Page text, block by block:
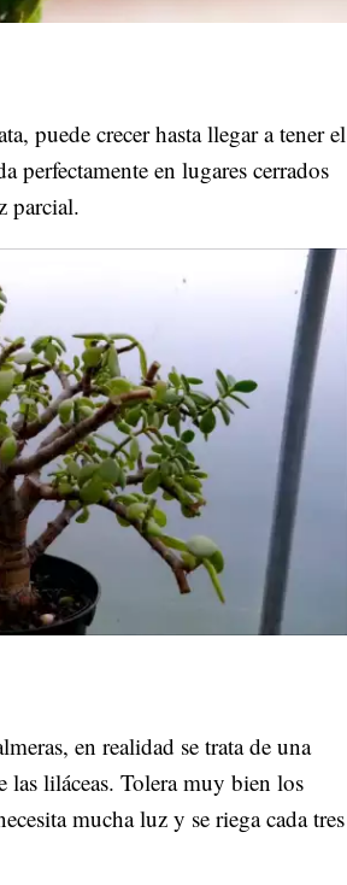
puede crecer hasta llegar a tener el
perfectamente en lugares cerrados
parcial.
en realidad se trata de una
las liláceas. Tolera muy bien los
mucha luz y se riega cada tres